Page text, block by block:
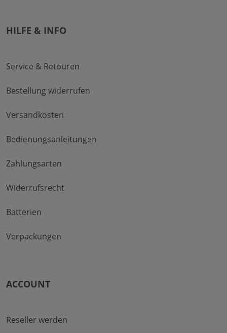
HILFE & INFO
Service & Retouren
Bestellung widerrufen
Versandkosten
Bedienungsanleitungen
Zahlungsarten
Widerrufsrecht
Batterien
Verpackungen
ACCOUNT
Reseller werden